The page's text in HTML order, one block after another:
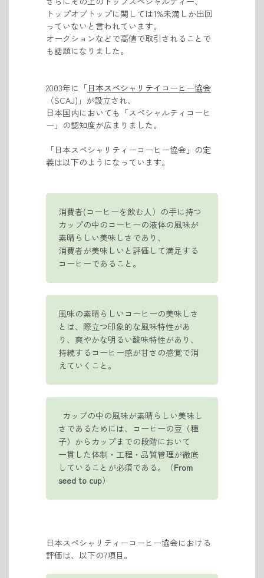
トップオブトップに関しては1%未満しか出回
っていないと言われています。
オークションなどで高値で取引されることで
も話題になりました。
2003年に「日本スペシャリテイコーヒー協会
（SCAJ)」が設立され、
日本国内において も「スペシャルティコーヒ
ー」の認知度が広まりました。
「日本スペシャリティーコーヒー協会 」の定
義は以下のようになっています。
消費者(コーヒーを飲む人）の手に持つ
カップの中のコーヒーの液体の風味が
素晴らしい美味しさであり、
消費者が美味しいと評価して満足する
コーヒーであること。
風味の素晴らしいコーヒーの美味しさ
とは、際立つ印象的な風味特性があ
り、爽やかな明るい酸味特性があり、
持続するコーヒー感が甘さの感覚で消
えていくこと。
カップの中の風味が素晴らしい美味し
さであるためには、コーヒーの豆（種
子）からカップまでの段階において
一貫した体制・工程・品質管理が徹底
していることが必須である。（From
seed to cup）
日本スペシャリティーコーヒー協会における
評価は、以下の7項目。